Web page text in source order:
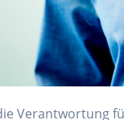
Verantwortung